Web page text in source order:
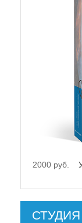
2000 руб.
СТУДИЯ